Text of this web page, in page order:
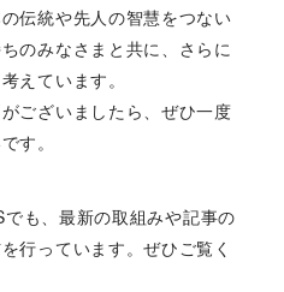
伝統や先人の智慧をつない
のみなさまと共に、さらに
えています。
ございましたら、ぜひ一度
す。
も、最新の取組みや記事の
行っています。ぜひご覧く